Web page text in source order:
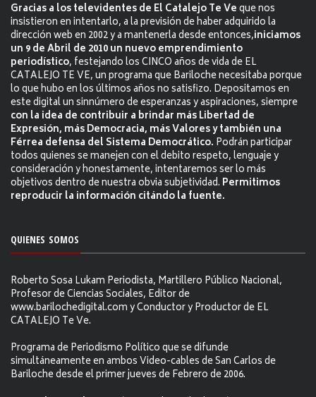
Gracias a los televidentes de El Catalejo Te Veque nos
insistieron en intentarlo, a la previsión de haber adquirido la
dirección web en 2002 y a mantenerla desde entonces,iniciamos
un 9 de Abril de 2010 un nuevo emprendimiento
periodístico, festejando los CINCO años de vida de EL
CATALEJO TE VE, un programa que Bariloche necesitaba porque
lo que hubo en los últimos años no satisfizo. Depositamos en
este digital un sinnúmero de esperanzas y aspiraciones, siempre
con la idea de contribuir a brindar más Libertad de
Expresión, más Democracia, más Valores y también una
Férrea defensa del Sistema Democrático. Podrán participar
todos quienes se manejen con el debito respeto, lenguaje y
consideración y honestamente, intentaremos ser lo más
objetivos dentro de nuestra obvia subjetividad. Permitimos
reproducir la información citándo la fuente.
QUIENES SOMOS
Roberto Sosa Lukam Periodista, Martillero Público Nacional,
Profesor de Ciencias Sociales, Editor de
www.barilochedigital.com y Conductor y Productor de EL
CATALEJO Te Ve.
Programa de Periodismo Político que se difunde
simultáneamente en ambos Video-cables de San Carlos de
Bariloche desde el primer jueves de Febrero de 2006.